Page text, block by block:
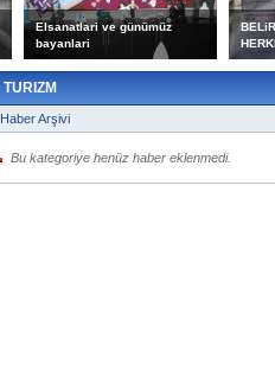
Elsanatlari ve günümüz
bayanlari
TURIZM
Haber Arşivi
Bu kategoriye henüz haber eklenmedi.